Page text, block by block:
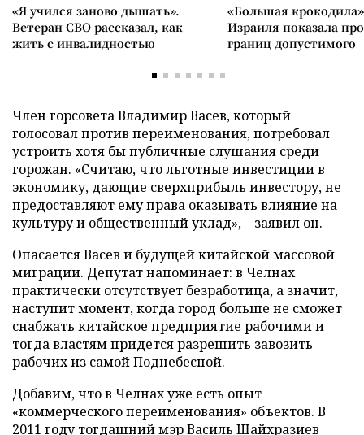
«Я учился заново дышать».
Ветеран СВО рассказал, как
жить с инвалидностью
«Большая
Израиля показала
границ допустимого
Член горсовета Владимир Васев, который
голосовал против переименования, потребовал
устроить хотя бы публичные слушания среди
горожан. «Считаю, что льготные инвестиции в
экономику, дающие сверхприбыль инвестору, не
предоставляют ему права оказывать влияние на
культуру и общественный уклад», – заявил он.
Опасается Васев и будущей китайской массовой
миграции. Депутат напоминает: в Челнах
практически отсутствует безработица, а значит,
наступит момент, когда город больше не сможет
снабжать китайское предприятие рабочими и
тогда властям придется разрешить завозить
рабочих из самой Поднебесной.
Добавим, что в Челнах уже есть опыт
«коммерческого переименования» объектов. В
2011 году тогдашний мэр Василь Шайхразиев